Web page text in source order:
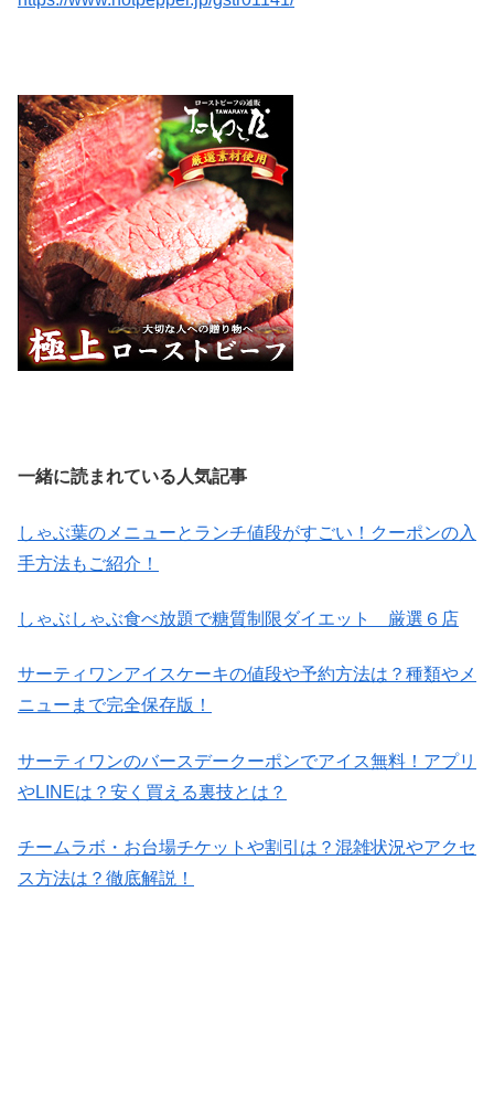
一緒に読まれている人気記事
しゃぶ葉のメニューとランチ値段がすごい！クーポンの入
手方法もご紹介！
しゃぶしゃぶ食べ放題で糖質制限ダイエット 厳選６店
サーティワンアイスケーキの値段や予約方法は？種類やメ
ニューまで完全保存版！
サーティワンのバースデークーポンでアイス無料！アプリ
やLINEは？安く買える裏技とは？
チームラボ・お台場チケットや割引は？混雑状況やアクセ
ス方法は？徹底解説！